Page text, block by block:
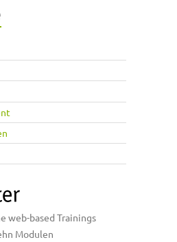
web-based Trainings
Modulen